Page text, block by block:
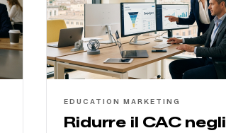
EDUCATION MARKETING
Ridurre il CAC negli